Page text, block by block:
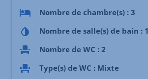
Nombre de chambre(s) : 3
Nombre de salle(s) de bain : 1
Nombre de WC : 2
Type(s) de WC : Mixte